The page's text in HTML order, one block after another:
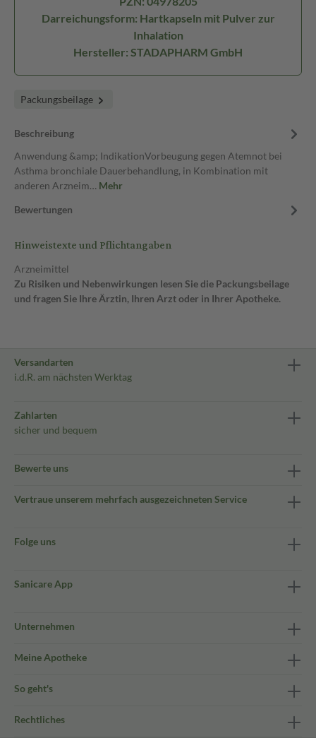
Darreichungsform: Hartkapseln mit Pulver zur
Inhalation
Hersteller: STADAPHARM GmbH
Packungsbeilage
Beschreibung
Anwendung &amp; IndikationVorbeugung gegen Atemnot bei
Asthma bronchiale Dauerbehandlung, in Kombination mit
anderen Arzneim… Mehr
Bewertungen
Hinweistexte und Pflichtangaben
Arzneimittel
Zu Risiken und Nebenwirkungen lesen Sie die Packungsbeilage
und fragen Sie Ihre Ärztin, Ihren Arzt oder in Ihrer Apotheke.
Versandarten
i.d.R. am nächsten Werktag
Zahlarten
sicher und bequem
Bewerte uns
Vertraue unserem mehrfach ausgezeichneten Service
Folge uns
Sanicare App
Unternehmen
Meine Apotheke
So geht's
Rechtliches